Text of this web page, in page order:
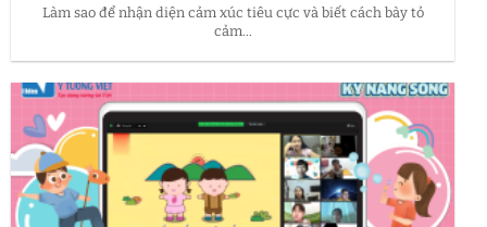
Làm sao để nhận diện cảm xúc tiêu cực và biết cách bày tỏ
cảm...